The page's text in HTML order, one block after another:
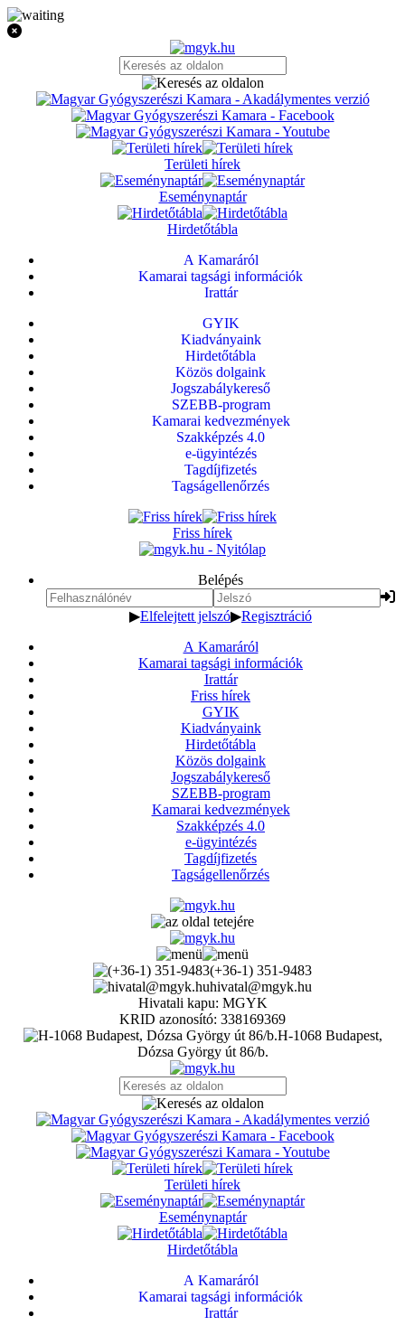
Területi hírek
Eseménynaptár
Hirdetőtábla
A Kamaráról
Kamarai tagsági információk
Irattár
GYIK
Kiadványaink
Hirdetőtábla
Közös dolgaink
Jogszabálykereső
SZEBB-program
Kamarai kedvezmények
Szakképzés 4.0
e-ügyintézés
Tagdíjfizetés
Tagságellenőrzés
Friss hírek
Belépés
▶Elfelejtett jelszó▶Regisztráció
A Kamaráról
Kamarai tagsági információk
Irattár
Friss hírek
GYIK
Kiadványaink
Hirdetőtábla
Közös dolgaink
Jogszabálykereső
SZEBB-program
Kamarai kedvezmények
Szakképzés 4.0
e-ügyintézés
Tagdíjfizetés
Tagságellenőrzés
(+36-1) 351-9483
hivatal@mgyk.hu
Hivatali kapu: MGYK
KRID azonosító: 338169369
H-1068 Budapest,
Dózsa György út 86/b.
Területi hírek
Eseménynaptár
Hirdetőtábla
A Kamaráról
Kamarai tagsági információk
Irattár